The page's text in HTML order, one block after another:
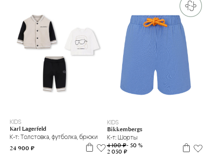
KIDS
Karl Lagerfeld
К-т: Толстовка, футболка, брюки
24 900 ₽
KIDS
Bikkembergs
К-т: Шорты
4 100 ₽- 50 %
2 050 ₽